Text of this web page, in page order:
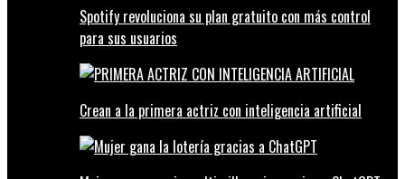
Spotify revoluciona su plan gratuito con más control
para sus usuarios
Crean a la primera actriz con inteligencia artificial